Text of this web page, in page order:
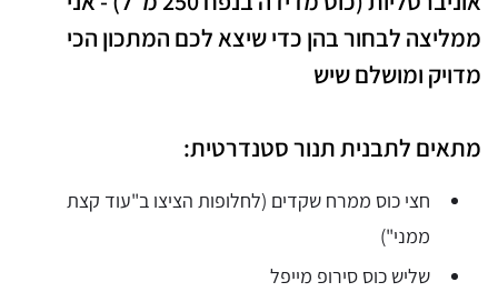
ממליצה לבחור בהן כדי שיצא לכם המתכון הכי
מדויק ומושלם שיש
מתאים לתבנית תנור סטנדרטית:
חצי כוס ממרח שקדים (לחלופות הציצו ב"עוד קצת
ממני")
שליש כוס סירופ מייפל